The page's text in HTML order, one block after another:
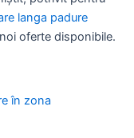
langa padure
oferte disponibile.
în zona